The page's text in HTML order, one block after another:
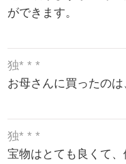
ができます。
独* * *
お母さんに買ったのは
独* * *
宝物はとても良くて